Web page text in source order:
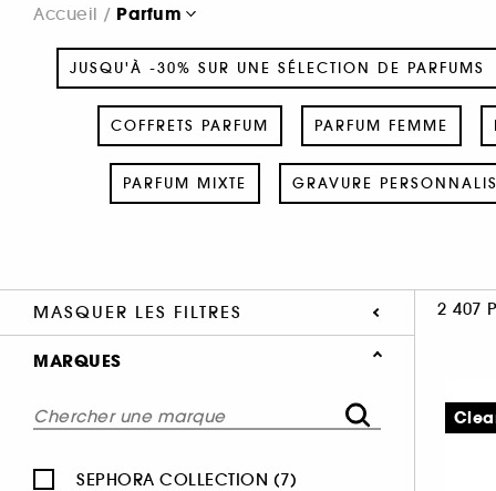
Accueil Parfum
JUSQU'À -30% SUR UNE SÉLECTION DE PARFUMS
COFFRETS PARFUM PARFUM FEMME
PARFUM MIXTE GRAVURE
MASQUER LES FILTRES 2 407
MARQUES
SEPHORA COLLECTION (7)